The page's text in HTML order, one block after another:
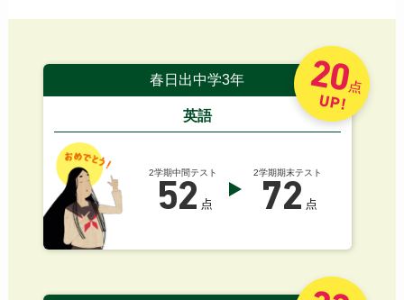
春日出中学3年
英語
2学期中間テスト
52 点
2学期期末テスト
72 点
20点
UP!